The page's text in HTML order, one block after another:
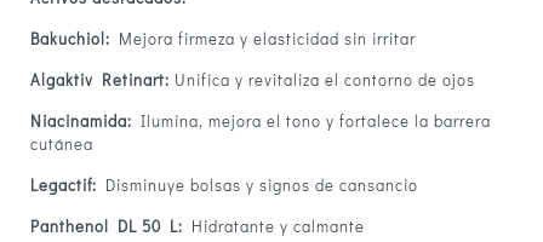
Bakuchiol: Mejora firmeza y elasticidad sin irritar
Algaktiv Retinart: Unifica y revitaliza el contorno de ojos
Niacinamida: Ilumina, mejora el tono y fortalece la barrera
cutánea
Legactif: Disminuye bolsas y signos de cansancio
Panthenol DL 50 L: Hidratante y calmante